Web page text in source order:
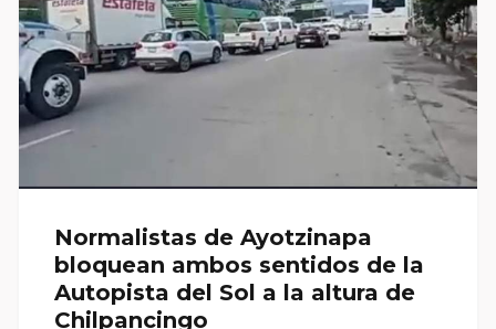
Normalistas de Ayotzinapa
bloquean ambos sentidos de la
Autopista del Sol a la altura de
Chilpancingo